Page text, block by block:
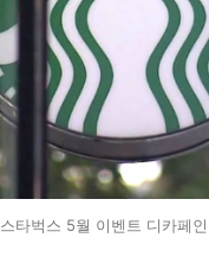
스타벅스 5월 이벤트 디카페